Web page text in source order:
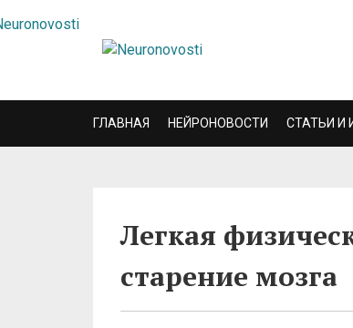
ГЛАВНАЯ НЕЙРОНОВОСТИ СТАТЬИ И
Легкая
старение мозга